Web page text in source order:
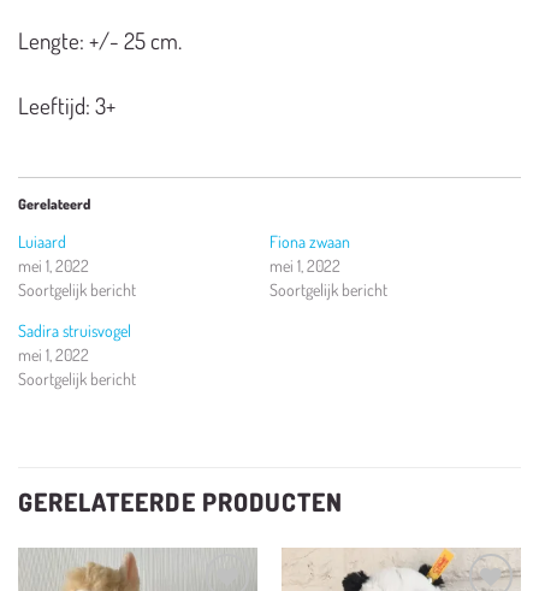
Lengte: +/- 25 cm.
Leeftijd: 3+
Gerelateerd
Luiaard
mei 1, 2022
Soortgelijk bericht
Fiona zwaan
mei 1, 2022
Soortgelijk bericht
Sadira struisvogel
mei 1, 2022
Soortgelijk bericht
GERELATEERDE PRODUCTEN